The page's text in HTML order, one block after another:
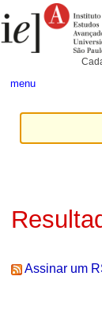
para
conteúdo.
Pessoais
menu
Assinar um